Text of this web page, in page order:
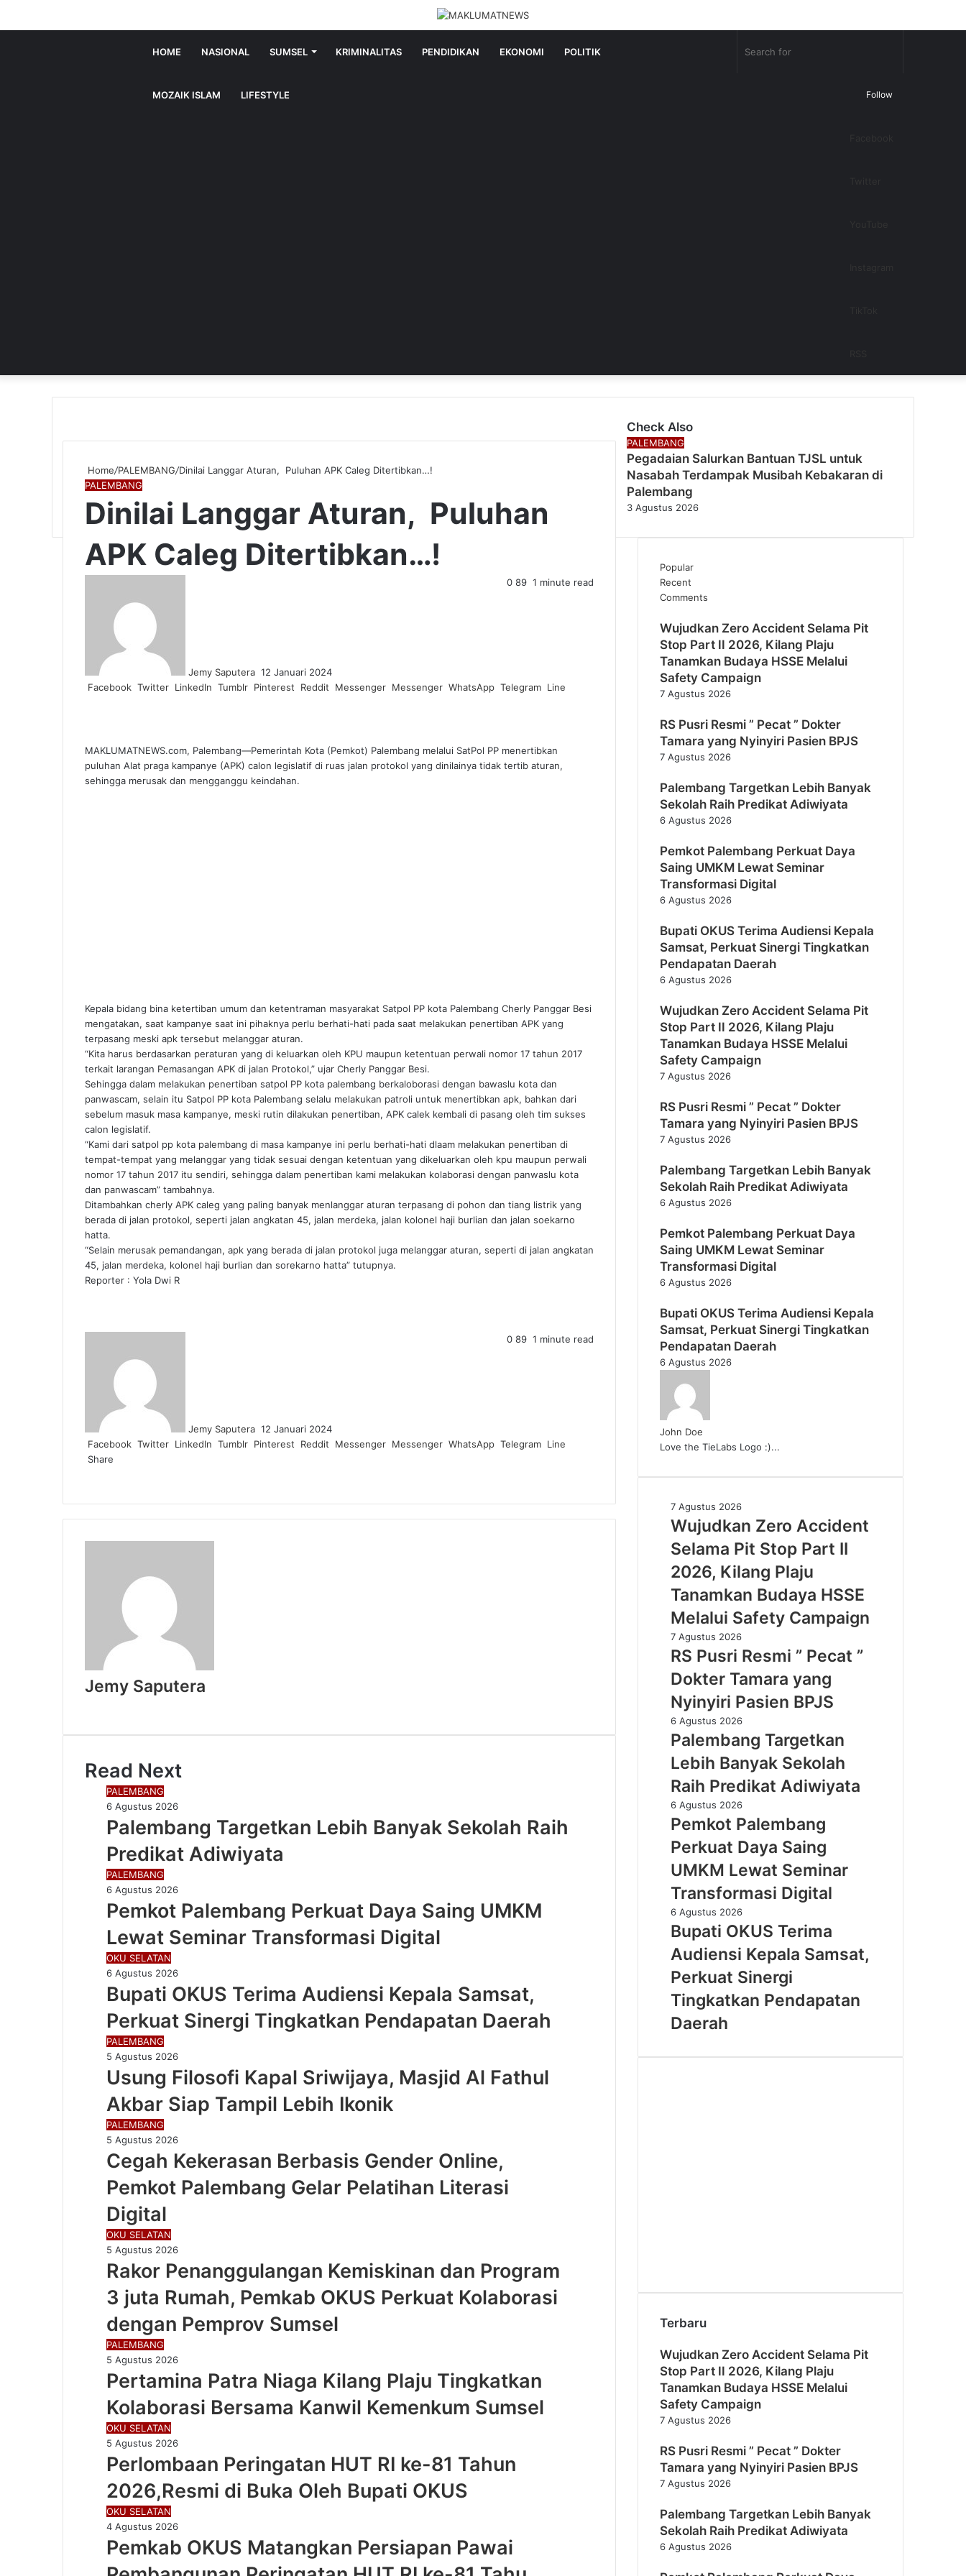
HOME NASIONAL SUMSEL KRIMINALITAS PENDIDIKAN EKONOMI POLITIK
MOZAIK ISLAM LIFESTYLE for
Random
Follow
Home/PALEMBANG/Dinilai Langgar Aturan, Puluhan APK Caleg Ditertibkan…!
PALEMBANG
Dinilai Langgar Aturan, Puluhan
APK Caleg Ditertibkan…!
Jemy Saputera 12 Januari 2024
0 89 1 minute read
Facebook Twitter LinkedIn Tumblr Pinterest Reddit Messenger Messenger WhatsApp Telegram Line
MAKLUMATNEWS.com, Palembang—Pemerintah Kota (Pemkot) Palembang melalui SatPol PP menertibkan
puluhan Alat praga kampanye (APK) calon legislatif di ruas jalan protokol yang dinilainya tidak tertib aturan,
sehingga merusak dan mengganggu keindahan.
Kepala bidang bina ketertiban umum dan ketentraman masyarakat Satpol PP kota Palembang Cherly Panggar Besi
mengatakan, saat kampanye saat ini pihaknya perlu berhati-hati pada saat melakukan penertiban APK yang
terpasang meski apk tersebut melanggar aturan.
“Kita harus berdasarkan peraturan yang di keluarkan oleh KPU maupun ketentuan perwali nomor 17 tahun 2017
terkait larangan Pemasangan APK di jalan Protokol,” ujar Cherly Panggar Besi.
Sehingga dalam melakukan penertiban satpol PP kota palembang berkaloborasi dengan bawaslu kota dan
panwascam, selain itu Satpol PP kota Palembang selalu melakukan patroli untuk menertibkan apk, bahkan dari
sebelum masuk masa kampanye, meski rutin dilakukan penertiban, APK calek kembali di pasang oleh tim sukses
calon legislatif.
“Kami dari satpol pp kota palembang di masa kampanye ini perlu berhati-hati dlaam melakukan penertiban di
tempat-tempat yang melanggar yang tidak sesuai dengan ketentuan yang dikeluarkan oleh kpu maupun perwali
nomor 17 tahun 2017 itu sendiri, sehingga dalam penertiban kami melakukan kolaborasi dengan panwaslu kota
dan panwascam” tambahnya.
Ditambahkan cherly APK caleg yang paling banyak menlanggar aturan terpasang di pohon dan tiang listrik yang
berada di jalan protokol, seperti jalan angkatan 45, jalan merdeka, jalan kolonel haji burlian dan jalan soekarno
hatta.
“Selain merusak pemandangan, apk yang berada di jalan protokol juga melanggar aturan, seperti di jalan angkatan
45, jalan merdeka, kolonel haji burlian dan sorekarno hatta” tutupnya.
Reporter : Yola Dwi R
Jemy Saputera 12 Januari 2024
0 89 1 minute read
Facebook Twitter LinkedIn Tumblr Pinterest Reddit Messenger Messenger WhatsApp Telegram Line
Share
Email
Jemy Saputera
Read Next
PALEMBANG
6 Agustus 2026
Palembang Targetkan Lebih Banyak Sekolah Raih
Predikat Adiwiyata
PALEMBANG
6 Agustus 2026
Pemkot Palembang Perkuat Daya Saing UMKM
Lewat Seminar Transformasi Digital
OKU SELATAN
6 Agustus 2026
Bupati OKUS Terima Audiensi Kepala Samsat,
Perkuat Sinergi Tingkatkan Pendapatan Daerah
PALEMBANG
5 Agustus 2026
Usung Filosofi Kapal Sriwijaya, Masjid Al Fathul
Akbar Siap Tampil Lebih Ikonik
PALEMBANG
5 Agustus 2026
Cegah Kekerasan Berbasis Gender Online,
Pemkot Palembang Gelar Pelatihan Literasi
Digital
OKU SELATAN
5 Agustus 2026
Rakor Penanggulangan Kemiskinan dan Program
3 juta Rumah, Pemkab OKUS Perkuat Kolaborasi
dengan Pemprov Sumsel
PALEMBANG
5 Agustus 2026
Pertamina Patra Niaga Kilang Plaju Tingkatkan
Kolaborasi Bersama Kanwil Kemenkum Sumsel
OKU SELATAN
5 Agustus 2026
Perlombaan Peringatan HUT RI ke-81 Tahun
2026,Resmi di Buka Oleh Bupati OKUS
OKU SELATAN
4 Agustus 2026
Pemkab OKUS Matangkan Persiapan Pawai
Check Also
Close
PALEMBANG
Pegadaian Salurkan Bantuan TJSL untuk
Nasabah Terdampak Musibah Kebakaran di
Palembang
3 Agustus 2026
Popular
Recent
Comments
Wujudkan Zero Accident Selama Pit
Stop Part II 2026, Kilang Plaju
Tanamkan Budaya HSSE Melalui
Safety Campaign
7 Agustus 2026
RS Pusri Resmi ” Pecat ” Dokter
Tamara yang Nyinyiri Pasien BPJS
7 Agustus 2026
Palembang Targetkan Lebih Banyak
Sekolah Raih Predikat Adiwiyata
6 Agustus 2026
Pemkot Palembang Perkuat Daya
Saing UMKM Lewat Seminar
Transformasi Digital
6 Agustus 2026
Bupati OKUS Terima Audiensi Kepala
Samsat, Perkuat Sinergi Tingkatkan
Pendapatan Daerah
6 Agustus 2026
Wujudkan Zero Accident Selama Pit
Stop Part II 2026, Kilang Plaju
Tanamkan Budaya HSSE Melalui
Safety Campaign
7 Agustus 2026
RS Pusri Resmi ” Pecat ” Dokter
Tamara yang Nyinyiri Pasien BPJS
7 Agustus 2026
Palembang Targetkan Lebih Banyak
Sekolah Raih Predikat Adiwiyata
6 Agustus 2026
Pemkot Palembang Perkuat Daya
Saing UMKM Lewat Seminar
Transformasi Digital
6 Agustus 2026
Bupati OKUS Terima Audiensi Kepala
Samsat, Perkuat Sinergi Tingkatkan
Pendapatan Daerah
6 Agustus 2026
John Doe
Love the TieLabs Logo :)...
Wujudkan
Zero
Accident
Selama
Pit
Stop
Part
II
2026,
Kilang
Plaju
Tanamkan
Budaya
HSSE
Melalui
Safety
Campaign
7 Agustus 2026
Wujudkan Zero Accident
Selama Pit Stop Part II
2026, Kilang Plaju
Tanamkan Budaya HSSE
Melalui Safety Campaign
RS
Pusri
Resmi
Pecat
”
Dokter
Tamara
yang
Nyinyiri
Pasien
BPJS
7 Agustus 2026
RS Pusri Resmi ” Pecat ”
Dokter Tamara yang
Nyinyiri Pasien BPJS
Palembang
Targetkan
Lebih
Banyak
Sekolah
Raih
Predikat
Adiwiyata
6 Agustus 2026
Palembang Targetkan
Lebih Banyak Sekolah
Raih Predikat Adiwiyata
Pemkot
Palembang
Perkuat
Daya
Saing
UMKM
Lewat
Seminar
Transformasi
Digital
6 Agustus 2026
Pemkot Palembang
Perkuat Daya Saing
UMKM Lewat Seminar
Transformasi Digital
Bupati
OKUS
Terima
Audiensi
Kepala
Samsat,
Perkuat
Sinergi
Tingkatkan
6 Agustus 2026
Bupati OKUS Terima
Audiensi Kepala Samsat,
Perkuat Sinergi
Tingkatkan Pendapatan
Daerah
Terbaru
Wujudkan Zero Accident Selama Pit
Stop Part II 2026, Kilang Plaju
Tanamkan Budaya HSSE Melalui
Safety Campaign
7 Agustus 2026
RS Pusri Resmi ” Pecat ” Dokter
Tamara yang Nyinyiri Pasien BPJS
7 Agustus 2026
Palembang Targetkan Lebih Banyak
Sekolah Raih Predikat Adiwiyata
6 Agustus 2026